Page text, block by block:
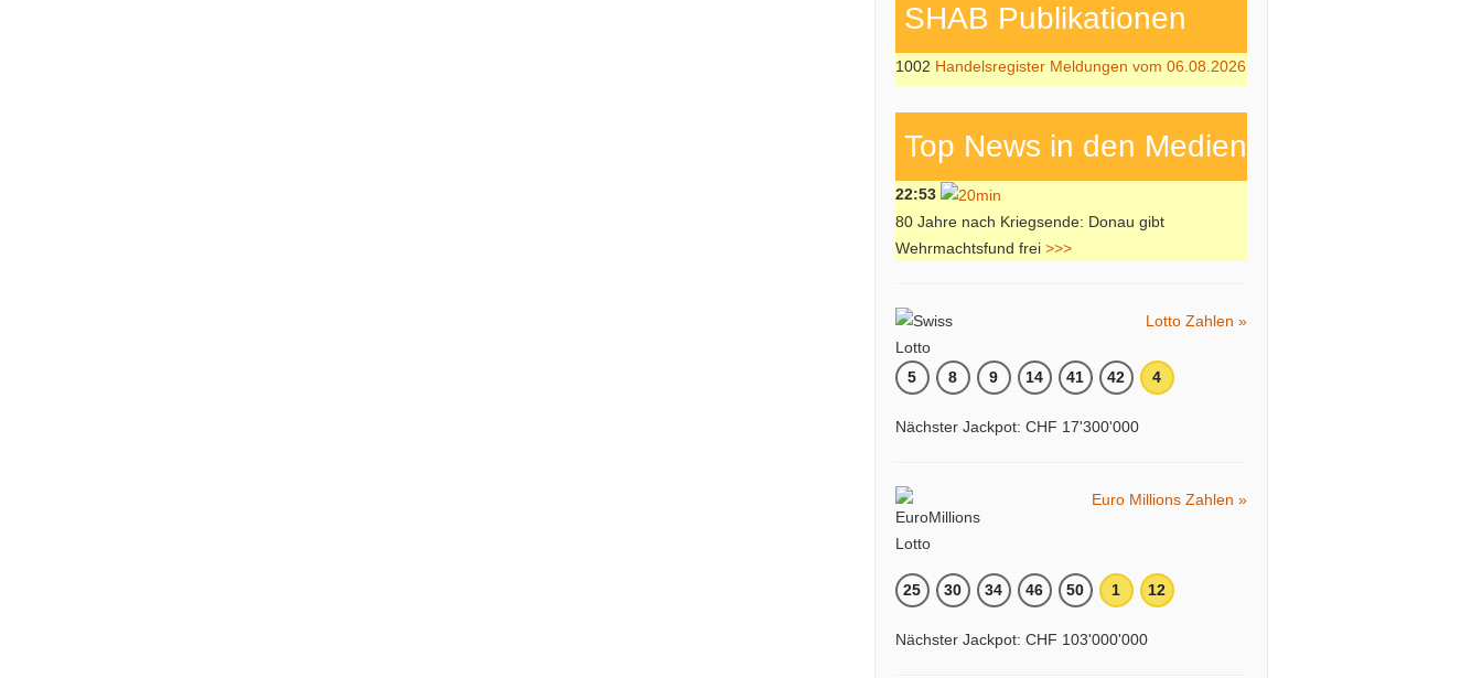
SHAB Publi­kati­onen
1002 Handelsregister Meldungen vom 06.08.2026
Top News in den Medien
22:53
80 Jahre nach Kriegsende: Donau gibt
Wehrmachtsfund frei >>>
Lotto Zahlen »
5 8 9 14 41 42 4
Nächster Jackpot: CHF 17'300'000
Euro Millions Zahlen »
25 30 34 46 50 1 12
Nächster Jackpot: CHF 103'000'000